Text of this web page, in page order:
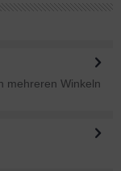
mehreren Winkeln